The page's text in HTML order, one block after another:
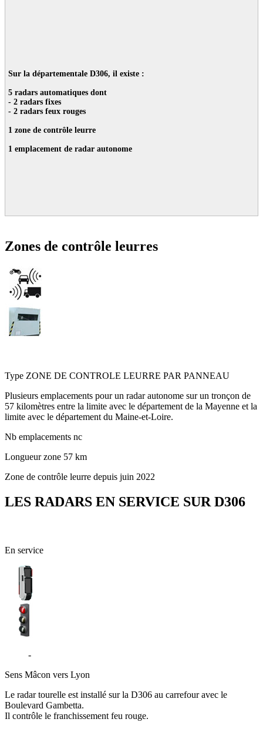
Sur la départementale D306, il existe :
5 radars automatiques dont
- 2 radars fixes
- 2 radars feux rouges
1 zone de contrôle leurre
1 emplacement de radar autonome
Zones de contrôle leurres
Type ZONE DE CONTROLE LEURRE PAR PANNEAU
Plusieurs emplacements pour un radar autonome sur un tronçon de
57 kilomètres entre la limite avec le département de la Mayenne et la
limite avec le département du Maine-et-Loire.
Nb emplacements nc
Longueur zone 57 km
Zone de contrôle leurre depuis juin 2022
LES RADARS EN SERVICE SUR D306
En service
-
Sens Mâcon vers Lyon
Le radar tourelle est installé sur la D306 au carrefour avec le
Boulevard Gambetta.
Il contrôle le franchissement feu rouge.